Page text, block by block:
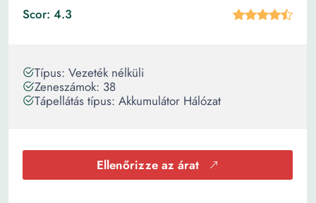
Scor: 4.3
Típus: Vezeték nélküli
Zeneszámok: 38
Tápellátás típus: Akkumulátor Hálózat
Ellenőrizze az árat